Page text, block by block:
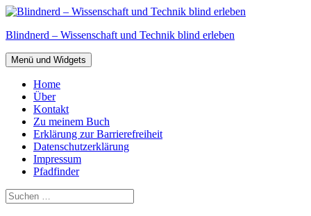
Zum
springen
Blindnerd – Wissenschaft und Technik blind erleben
Menü und Widgets
Home
Über
Kontakt
Zu meinem Buch
Erklärung zur Barrierefreiheit
Datenschutzerklärung
Impressum
Pfadfinder
Suchen
nach: